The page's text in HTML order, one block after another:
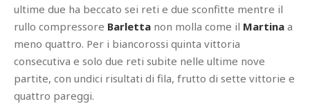
ultime due ha beccato sei reti e due sconfitte mentre il
rullo compressore Barletta non molla come il Martina a
meno quattro. Per i biancorossi quinta vittoria
consecutiva e solo due reti subite nelle ultime nove
partite, con undici risultati di fila, frutto di sette vittorie e
quattro pareggi.